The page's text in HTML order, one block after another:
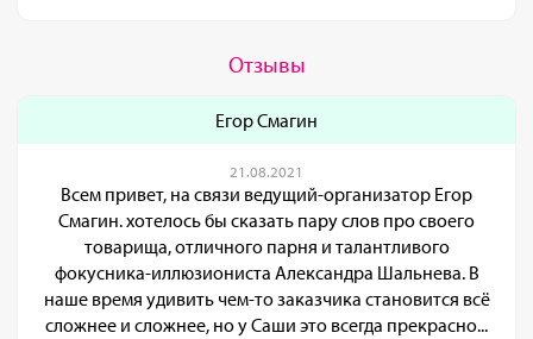
Отзывы
Егор Смагин
21.08.2021
Всем привет, на связи ведущий-организатор Егор
Смагин. хотелось бы сказать пару слов про своего
товарища, отличного парня и талантливого
фокусника-иллюзиониста Александра Шальнева. В
наше время удивить чем-то заказчика становится всё
сложнее и сложнее, но у Саши это всегда прекрасно...